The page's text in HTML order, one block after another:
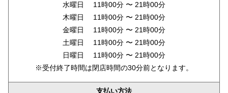
水曜日 11時00分 〜 21時00分
木曜日 11時00分 〜 21時00分
金曜日 11時00分 〜 21時00分
土曜日 11時00分 〜 21時00分
日曜日 11時00分 〜 21時00分
※受付終了時間は閉店時間の30分前となります。
支払い方法